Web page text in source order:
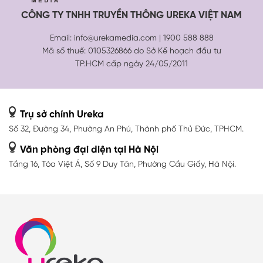
CÔNG TY TNHH TRUYỀN THÔNG UREKA VIỆT NAM
Email: info@urekamedia.com | 1900 588 888
Mã số thuế: 0105326866 do Sở Kế hoạch đầu tư
TP.HCM cấp ngày 24/05/2011
Trụ sở chính Ureka
Số 32, Đường 34, Phường An Phú, Thành phố Thủ Đức, TPHCM.
Văn phòng đại diện tại Hà Nội
Tầng 16, Tòa Việt Á, Số 9 Duy Tân, Phường Cầu Giấy, Hà Nội.